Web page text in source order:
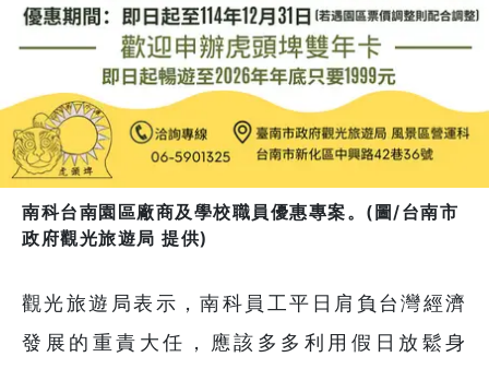
南科台南園區廠商及學校職員優惠專案。(圖/台南市
政府觀光旅遊局 提供)
觀光旅遊局表示，南科員工平日肩負台灣經濟
發展的重責大任，應該多多利用假日放鬆身